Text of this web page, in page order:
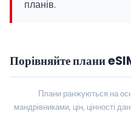
планів.
Порівняйте плани
Плани ранжуються на
мандрівниками, цін, цінності